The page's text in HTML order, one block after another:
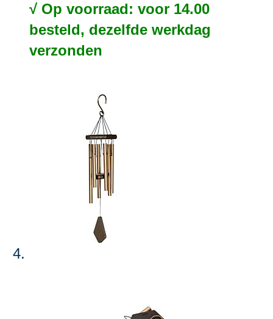
√ Op voorraad: voor 14.00
besteld, dezelfde werkdag
verzonden